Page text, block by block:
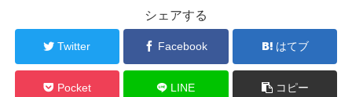
シェアする
Twitter Facebook はてブ
Pocket LINE コピー